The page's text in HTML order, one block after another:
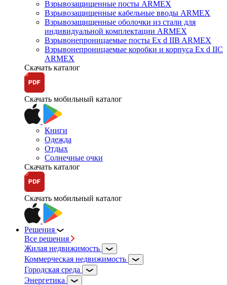
Взрывозащищенные посты ARMEX
Взрывозащищенные кабельные вводы ARMEX
Взрывозащищенные оболочки из стали для
индивидуальной комплектации ARMEX
Взрывонепроницаемые посты Ex d IIB ARMEX
Взрывонепроницаемые коробки и корпуса Ex d IIС
ARMEX
Скачать каталог
Скачать мобильный каталог
Книги
Одежда
Отдых
Солнечные очки
Скачать каталог
Скачать мобильный каталог
Решения
Все решения
Жилая недвижимость
Коммерческая недвижимость
Городская среда
Энергетика